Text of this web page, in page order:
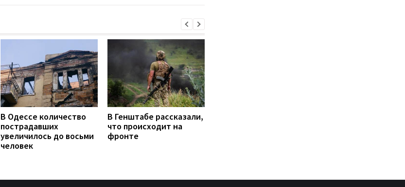
В Одессе количество
пострадавших
увеличилось до восьми
человек
В Генштабе рассказали,
что происходит на
фронте